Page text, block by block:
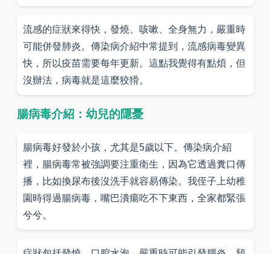
流感的症狀來得快，發燒、咳嗽、全身無力，嚴重時
可能併發肺炎。傳染病介紹中常提到，流感病毒變異
快，所以疫苗需要每年更新。這點我覺得有點煩，但
沒辦法，病毒就是這麼狡猾。
腸病毒介紹：幼兒的隱憂
腸病毒好發於小孩，尤其是5歲以下。傳染病介紹
裡，腸病毒常被強調要注重衛生，因為它透過糞口傳
播，比如換尿布後沒洗手就容易傳染。我侄子上幼稚
園時得過腸病毒，嘴巴潰瘍吃不下東西，全家都緊張
兮兮。